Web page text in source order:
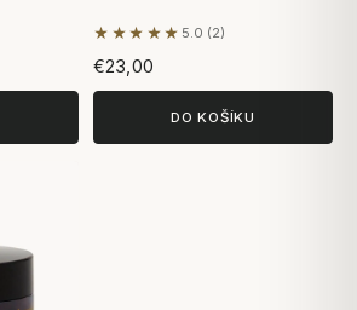
★★★★★ 5.0 (2)
Na základě 2 hodnocení
€23,00
DO KOŠÍKU